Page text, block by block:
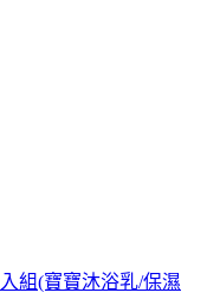
組(寶寶沐浴乳/保濕